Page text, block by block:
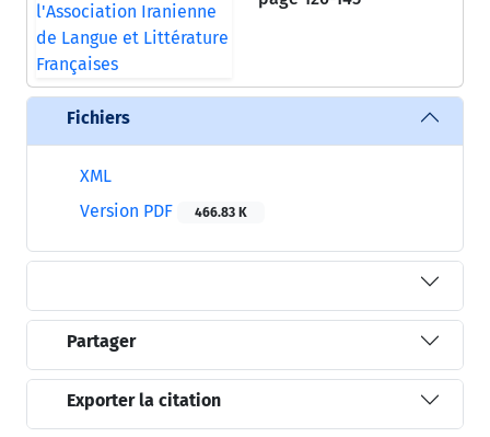
Fichiers
XML
Version PDF
466.83 K
Partager
Exporter la citation